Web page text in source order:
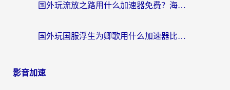
国外玩流放之路用什么加速器免费？海外党亲测有效的国服游戏加速指南
国外玩国服浮生为卿歌用什么加速器比较好？海外党亲测不踩坑指南
影音加速